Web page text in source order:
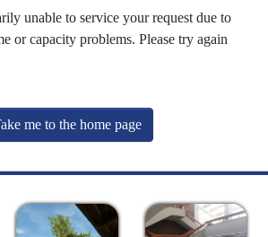
unable to service your request due to
or capacity problems. Please try again
me to the home page